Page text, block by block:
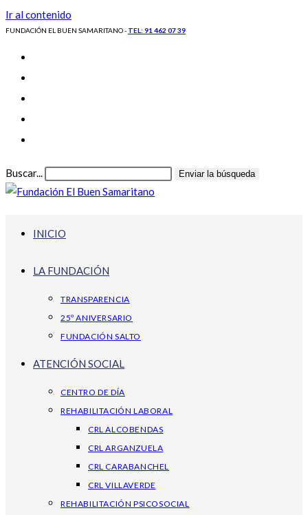
Ir al contenido
FUNDACIÓN EL BUEN SAMARITANO - TEL: 91 462 07 39
Buscar... Enviar la búsqueda
INICIO
LA FUNDACIÓN
TRANSPARENCIA
25º ANIVERSARIO
FUNDACIÓN SALTO
ATENCIÓN SOCIAL
CENTRO DE DÍA
REHABILITACIÓN LABORAL
CRL ALCOBENDAS
CRL ARGANZUELA
CRL CARABANCHEL
CRL VILLAVERDE
REHABILITACIÓN PSICOSOCIAL